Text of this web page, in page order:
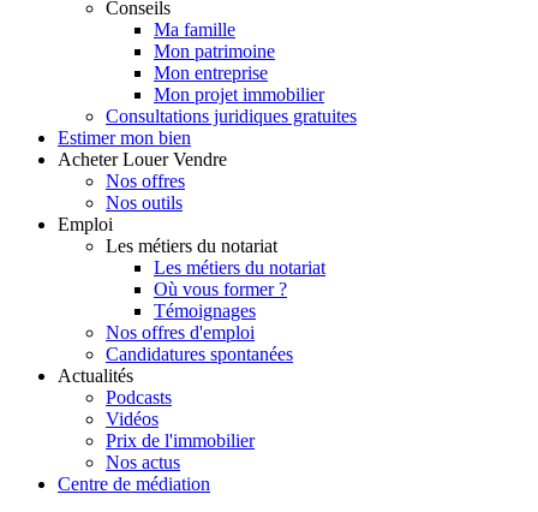
Conseils
Ma famille
Mon patrimoine
Mon entreprise
Mon projet immobilier
Consultations juridiques gratuites
Estimer mon bien
Acheter Louer Vendre
Nos offres
Nos outils
Emploi
Les métiers du notariat
Les métiers du notariat
Où vous former ?
Témoignages
Nos offres d'emploi
Candidatures spontanées
Actualités
Podcasts
Vidéos
Prix de l'immobilier
Nos actus
Centre de médiation